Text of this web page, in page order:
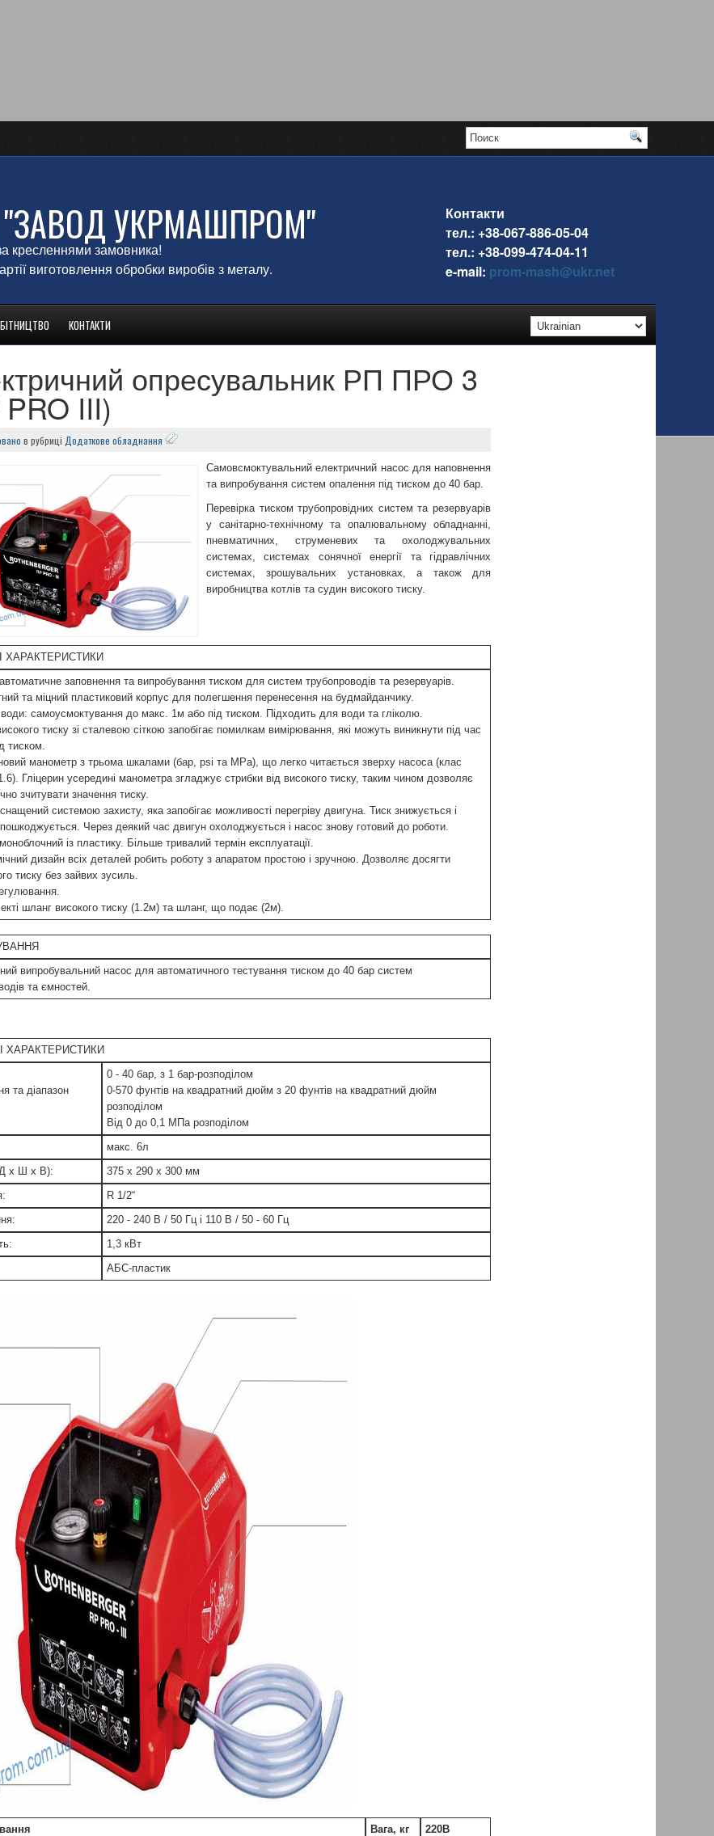
УКРМАШПРОМ"
кресленнями замовника!
виготовлення обробки виробів з металу.
Контакти
тел.: +38-067-886-05-04
тел.: +38-099-474-04-11
e-mail: prom-mash@ukr.net
КОНТАКТИ
опресувальник РП ПРО 3
III)
в рубриці Додаткове обладнання
Самовсмоктувальний електричний насос для наповнення
та випробування систем опалення під тиском до 40 бар.
Перевірка тиском трубопровідних систем та резервуарів
у санітарно-технічному та опалювальному обладнанні,
пневматичних, струменевих та охолоджувальних
системах, системах сонячної енергії та гідравлічних
системах, зрошувальних установках, а також для
виробництва котлів та судин високого тиску.
ХАРАКТЕРИСТИКИ
заповнення та випробування тиском для систем трубопроводів та резервуарів.
та міцний пластиковий корпус для полегшення перенесення на будмайданчику.
самоусмоктування до макс. 1м або під тиском. Підходить для води та гліколю.
тиску зі сталевою сіткою запобігає помилкам вимірювання, які можуть виникнути під час
тиском.
манометр з трьома шкалами (бар, psi та MPa), що легко читається зверху насоса (клас
Гліцерин усередині манометра згладжує стрибки від високого тиску, таким чином дозволяє
зчитувати значення тиску.
системою захисту, яка запобігає можливості перегріву двигуна. Тиск знижується і
Через деякий час двигун охолоджується і насос знову готовий до роботи.
із пластику. Більше тривалий термін експлуатації.
дизайн всіх деталей робить роботу з апаратом простою і зручною. Дозволяє досягти
тиску без зайвих зусиль.
шланг високого тиску (1.2м) та шланг, що подає (2м).
випробувальний насос для автоматичного тестування тиском до 40 бар систем
та ємностей.
ХАРАКТЕРИСТИКИ
та діапазон
0 - 40 бар, з 1 бар-розподілом
0-570 фунтів на квадратний дюйм з 20 фунтів на квадратний дюйм
розподілом
Від 0 до 0,1 МПа розподілом
макс. 6л
х Ш х В):
375 x 290 x 300 мм
R 1/2“
220 - 240 В / 50 Гц і 110 В / 50 - 60 Гц
1,3 кВт
АБС-пластик
Вага, кг
220В